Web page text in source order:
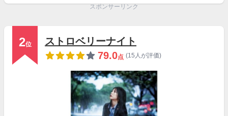
スポンサーリンク
2位
ストロベリーナイト
79.0点 (15人が評価)